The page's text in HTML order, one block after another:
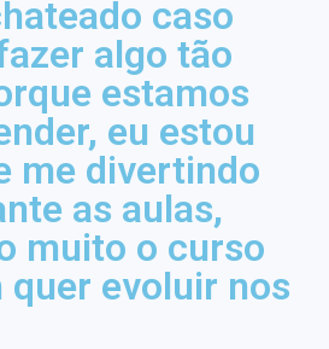
caso
algo tão
estamos
eu estou
me divertindo
as aulas,
muito o curso
quer evoluir nos